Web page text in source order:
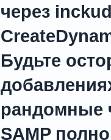
через
Будьте
рандомные
SAMP